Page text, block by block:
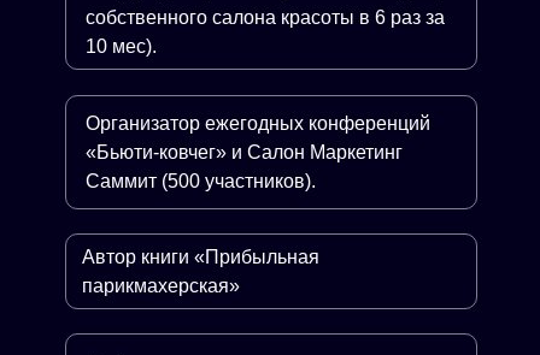
собственного салона красоты в 6 раз за
10 мес).
Автор книги «Прибыльная
парикмахерская»
Организатор ежегодных конференций
«Бьюти-ковчег» и Салон Маркетинг
Саммит (500 участников).